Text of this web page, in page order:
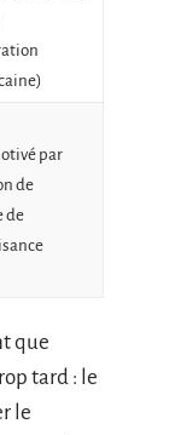
par
de
de
que
tard : le
le